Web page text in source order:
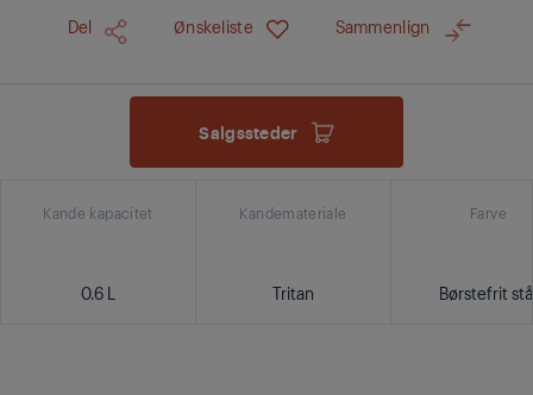
Del Ønskeliste Sammenlign
Salgssteder
Kande kapacitet
0.6 L
Kandemateriale
Tritan
Farve
Børstefrit